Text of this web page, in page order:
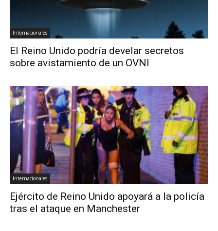
Internacionales
El Reino Unido podría develar secretos
sobre avistamiento de un OVNI
Internacionales
Ejército de Reino Unido apoyará a la policía
tras el ataque en Manchester